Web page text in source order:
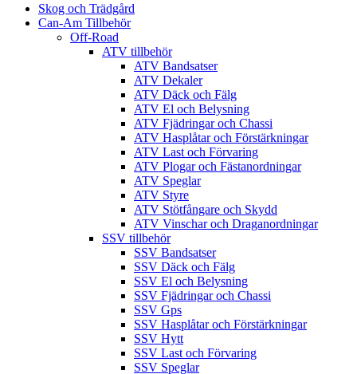
Skog och Trädgård
Can-Am Tillbehör
Off-Road
ATV tillbehör
ATV Bandsatser
ATV Dekaler
ATV Däck och Fälg
ATV El och Belysning
ATV Fjädringar och Chassi
ATV Hasplåtar och Förstärkningar
ATV Last och Förvaring
ATV Plogar och Fästanordningar
ATV Speglar
ATV Styre
ATV Stötfångare och Skydd
ATV Vinschar och Draganordningar
SSV tillbehör
SSV Bandsatser
SSV Däck och Fälg
SSV El och Belysning
SSV Fjädringar och Chassi
SSV Gps
SSV Hasplåtar och Förstärkningar
SSV Hytt
SSV Last och Förvaring
SSV Speglar